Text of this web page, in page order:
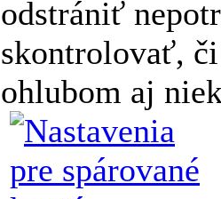
odstrániť
skontrolovať,
ohlubom aj